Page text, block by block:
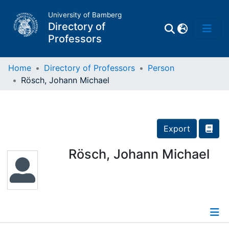
University of Bamberg
Directory of
Professors
Places
Home Directory of Professors
Person
Rösch, Johann Michael
Export
Rösch, Johann Michael